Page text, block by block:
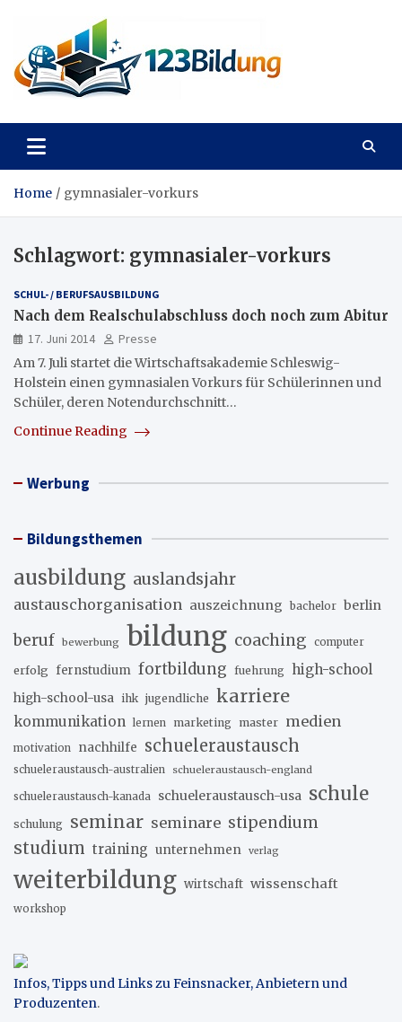
content
123Bildung
Home gymnasialer-vorkurs
Schlagwort: gymnasialer-vorkurs
SCHUL- / BERUFSAUSBILDUNG
Nach dem Realschulabschluss doch noch zum Abitur
17. Juni 2014
Presse
Am 7. Juli startet die Wirtschaftsakademie Schleswig-
Holstein einen gymnasialen Vorkurs für Schülerinnen und
Schüler, deren Notendurchschnitt…
Continue Reading
Werbung
Bildungsthemen
ausbildung auslandsjahr
austauschorganisation auszeichnung bachelor berlin
beruf bewerbung bildung coaching computer
erfolg fernstudium fortbildung fuehrung high-school
high-school-usa ihk jugendliche karriere
kommunikation lernen marketing master medien
motivation nachhilfe schueleraustausch
schueleraustausch-australien schueleraustausch-england
schueleraustausch-kanada schueleraustausch-usa schule
schulung seminar seminare stipendium
studium training unternehmen verlag
weiterbildung wirtschaft wissenschaft
workshop
Infos, Tipps und Links zu Feinsnacker, Anbietern und
Produzenten.